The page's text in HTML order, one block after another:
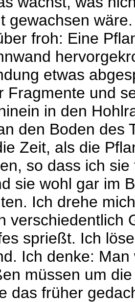
gewachsen
froh: Eine
etwas
Fragmente und
in den
den Boden des
Zeit, als die
so dass ich
sie wohl gar im
Ich drehe
verschiedentlich
sprießt. Ich
Ich denke:
müssen um
das früher